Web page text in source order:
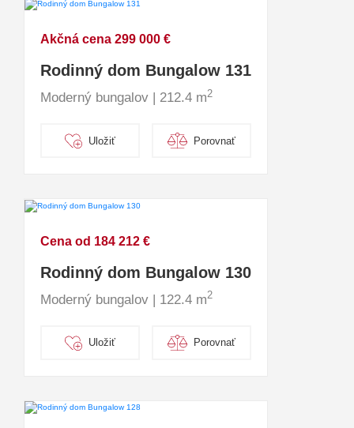
Akčná cena 299 000 €
Rodinný dom Bungalow 131
Moderný bungalov | 212.4 m2
Uložiť Porovnať
Cena od 184 212 €
Rodinný dom Bungalow 130
Moderný bungalov | 122.4 m2
Uložiť Porovnať